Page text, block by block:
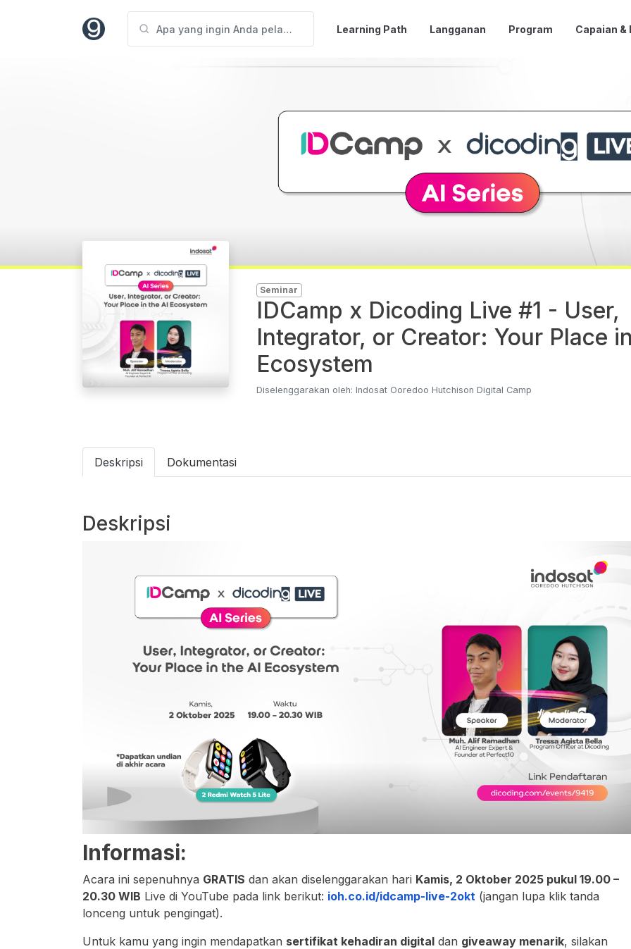
Learning Path Langganan Program Capaian &
Seminar
IDCamp x Dicoding Live #1 - User,
Integrator, or Creator: Your Place
Ecosystem
Diselenggarakan oleh: Indosat Ooredoo Hutchison Digital Camp
Deskripsi Dokumentasi
Deskripsi
Informasi:
Acara ini sepenuhnya GRATIS dan akan diselenggarakan hari Kamis, 2 Oktober 2025 pukul 19.00 –
20.30 WIB Live di YouTube pada link berikut: ioh.co.id/idcamp-live-2okt (jangan lupa klik tanda
lonceng untuk pengingat).
Untuk kamu yang ingin mendapatkan sertifikat kehadiran digital dan giveaway menarik, silakan